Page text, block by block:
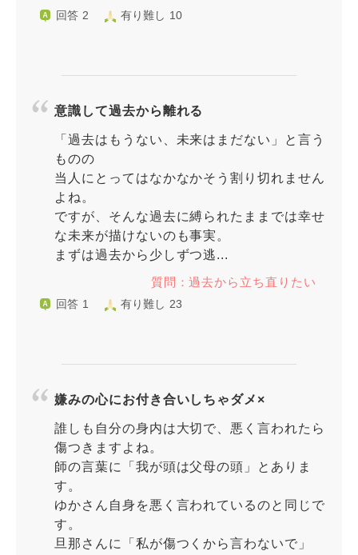
回答 2 有り難し 10
意識して過去から離れる
「過去はもうない、未来はまだない」と言う
ものの
当人にとってはなかなかそう割り切れません
よね。
ですが、そんな過去に縛られたままでは幸せ
な未来が描けないのも事実。
まずは過去から少しずつ逃...
質問：過去から立ち直りたい
回答 1 有り難し 23
嫌みの心にお付き合いしちゃダメ×
誰しも自分の身内は大切で、悪く言われたら
傷つきますよね。
師の言葉に「我が頭は父母の頭」とありま
す。
ゆかさん自身を悪く言われているのと同じで
す。
旦那さんに「私が傷つくから言わないで」